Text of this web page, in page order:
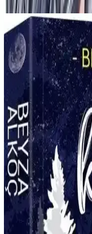
Gençler Arasında
Yeniden
Gençler arasında
popülerliği artıyor. Bu
açıdan önem kazanıyor,
teşvik ediyor.
Malamander ve
Kitaplarının
İki gençlik ve fantastik
Karakasvet'in içerik, tema
karşılaştırıldı.
Gwendy’nin Düğme
Richard Chizmar’ın
Hikayesi
Gwendy’nin Düğme
Stephen King ve Richard
yayımlanan etkileyici bir